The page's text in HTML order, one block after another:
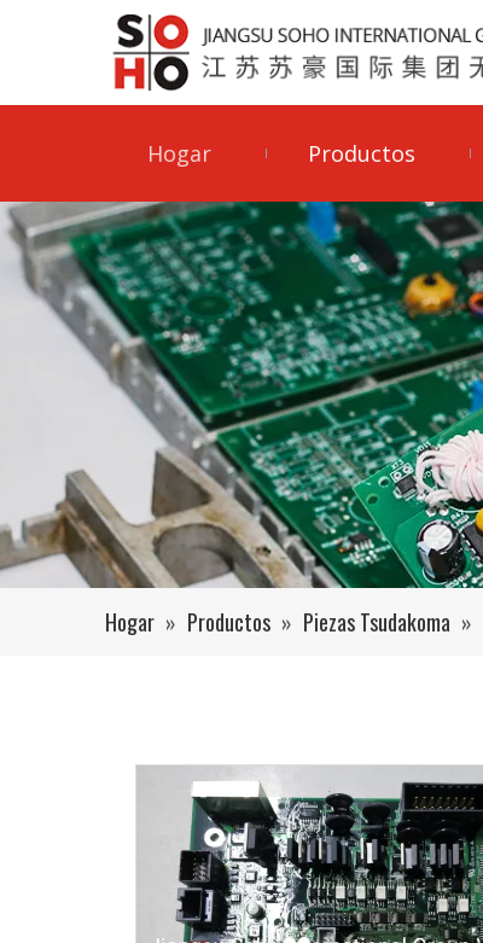
Hogar Productos
Hogar » Productos » Piezas Tsudakoma »